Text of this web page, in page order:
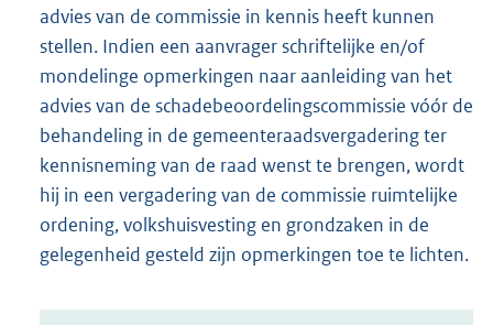
advies van de commissie in kennis heeft kunnen
stellen. Indien een aanvrager schriftelijke en/of
mondelinge opmerkingen naar aanleiding van het
advies van de schadebeoordelingscommissie vóór de
behandeling in de gemeenteraadsvergadering ter
kennisneming van de raad wenst te brengen, wordt
hij in een vergadering van de commissie ruimtelijke
ordening, volkshuisvesting en grondzaken in de
gelegenheid gesteld zijn opmerkingen toe te lichten.